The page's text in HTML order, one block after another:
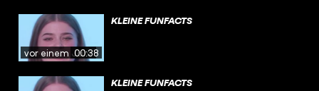
vor einem Jahr
00:38
KLEINE FUNFACTS
KLEINE FUNFACTS